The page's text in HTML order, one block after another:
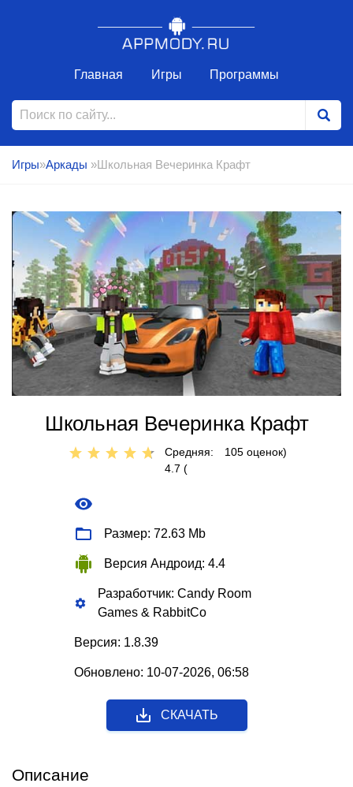
Главная Игры Программы
Игры»Аркады »Школьная Вечеринка Крафт
Школьная Вечеринка Крафт
Средняя:
4.7 (
105 оценок)
Размер: 72.63 Mb
Версия Андроид: 4.4
Разработчик: Candy Room
Games & RabbitCo
Версия: 1.8.39
Обновлено: 10-07-2026, 06:58
СКАЧАТЬ
Описание